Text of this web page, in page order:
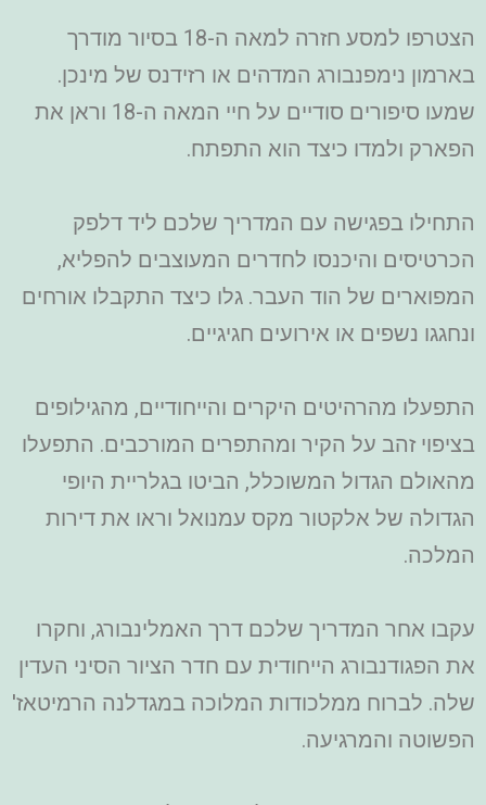
הצטרפו למסע חזרה למאה ה-18 בסיור מודרך
בארמון נימפנבורג המדהים או רזידנס של מינכן.
שמעו סיפורים סודיים על חיי המאה ה-18 וראן את
הפארק ולמדו כיצד הוא התפתח.
התחילו בפגישה עם המדריך שלכם ליד דלפק
הכרטיסים והיכנסו לחדרים המעוצבים להפליא,
המפוארים של הוד העבר. גלו כיצד התקבלו אורחים
ונחגגו נשפים או אירועים חגיגיים.
התפעלו מהרהיטים היקרים והייחודיים, מהגילופים
בציפוי זהב על הקיר ומהתפרים המורכבים. התפעלו
מהאולם הגדול המשוכלל, הביטו בגלריית היופי
הגדולה של אלקטור מקס עמנואל וראו את דירות
המלכה.
עקבו אחר המדריך שלכם דרך האמלינבורג, וחקרו
את הפגודנבורג הייחודית עם חדר הציור הסיני העדין
שלה. לברוח ממלכודות המלוכה במגדלנה הרמיטאז'
הפשוטה והמרגיעה.